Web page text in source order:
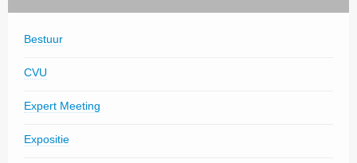
Bestuur
CVU
Expert Meeting
Expositie